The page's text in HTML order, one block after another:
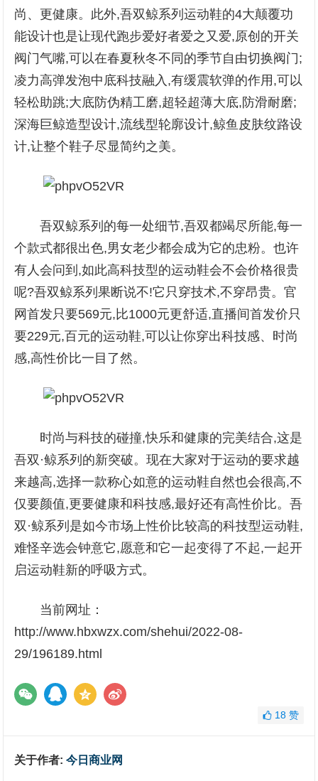
尚、更健康。此外,吾双鲸系列运动鞋的4大颠覆功
能设计也是让现代跑步爱好者爱之又爱,原创的开关
阀门气嘴,可以在春夏秋冬不同的季节自由切换阀门;
凌力高弹发泡中底科技融入,有缓震软弹的作用,可以
轻松助跳;大底防伪精工磨,超轻超薄大底,防滑耐磨;
深海巨鲸造型设计,流线型轮廓设计,鲸鱼皮肤纹路设
计,让整个鞋子尽显简约之美。
吾双鲸系列的每一处细节,吾双都竭尽所能,每一
个款式都很出色,男女老少都会成为它的忠粉。也许
有人会问到,如此高科技型的运动鞋会不会价格很贵
呢?吾双鲸系列果断说不!它只穿技术,不穿昂贵。官
网首发只要569元,比1000元更舒适,直播间首发价只
要229元,百元的运动鞋,可以让你穿出科技感、时尚
感,高性价比一目了然。
时尚与科技的碰撞,快乐和健康的完美结合,这是
吾双·鲸系列的新突破。现在大家对于运动的要求越
来越高,选择一款称心如意的运动鞋自然也会很高,不
仅要颜值,更要健康和科技感,最好还有高性价比。吾
双·鲸系列是如今市场上性价比较高的科技型运动鞋,
难怪辛选会钟意它,愿意和它一起变得了不起,一起开
启运动鞋新的呼吸方式。
当前网址：
http://www.hbxwzx.com/shehui/2022-08-
29/196189.html
18 赞
关于作者:今日商业网